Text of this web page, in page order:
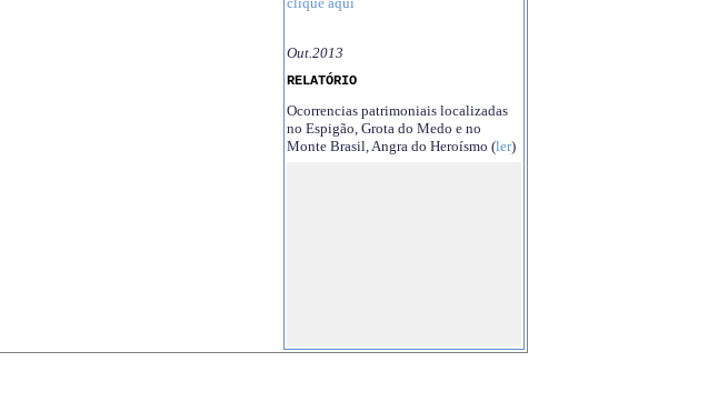
Out.2013
RELATÓRIO
Ocorrencias patrimoniais localizadas
no Espigão, Grota do Medo e no
Monte Brasil, Angra do Heroísmo (ler)